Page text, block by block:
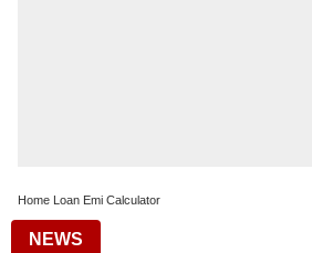
Home Loan Emi Calculator
NEWS